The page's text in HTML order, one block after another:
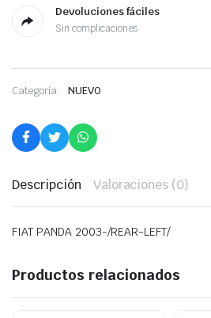
Devoluciones fáciles
Sin complicaciones
Categoría: NUEVO
Descripción Valoraciones (0)
FIAT PANDA 2003-/REAR-LEFT/
Productos relacionados